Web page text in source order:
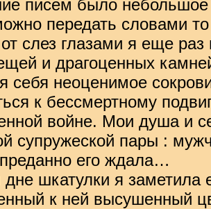
писем было небольшое
передать словами
слез глазами я еще раз
и драгоценных
себя неоценимое
к бессмертному
войне. Мои душа и
супружеской пары :
его ждала…
шкатулки я
к ней высушенный